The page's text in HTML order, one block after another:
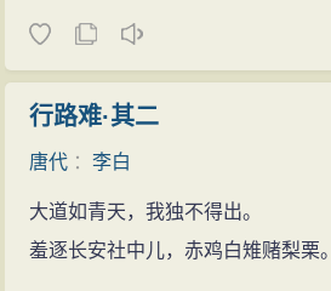
行路难·其二
唐代 ：李白
大道如青天，我独不得出。
羞逐长安社中儿，赤鸡白雉赌梨栗。